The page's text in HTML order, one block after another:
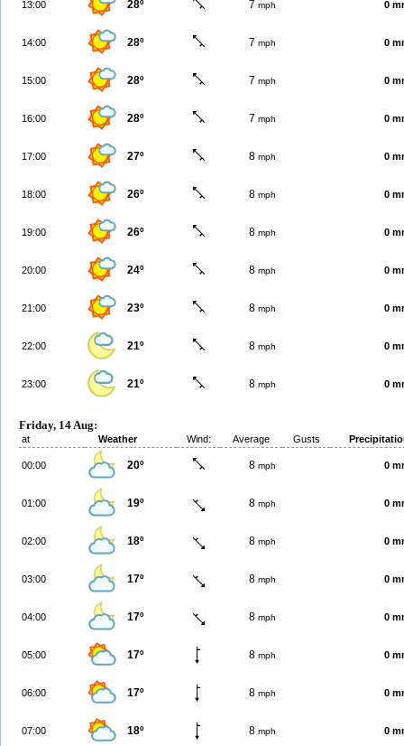
13:00 28º 7 mph 0
14:00 28º 7 mph 0
15:00 28º 7 mph 0
16:00 28º 7 mph 0
17:00 27º 8 mph 0
18:00 26º 8 mph 0
19:00 26º 8 mph 0
20:00 24º 8 mph 0
21:00 23º 8 mph 0
22:00 21º 8 mph 0
23:00 21º 8 mph 0
Friday, 14 Aug:
at Weather Wind: Average Gusts
00:00 20º 8 mph 0
01:00 19º 8 mph 0
02:00 18º 8 mph 0
03:00 17º 8 mph 0
04:00 17º 8 mph 0
05:00 17º 8 mph 0
06:00 17º 8 mph 0
07:00 18º 8 mph 0